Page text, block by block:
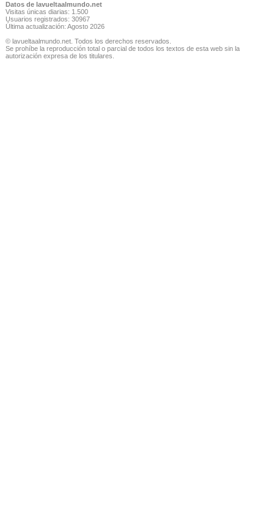
Datos de lavueltaalmundo.net
Visitas únicas diarias: 1.500
Usuarios registrados: 30967
Última actualización: Agosto 2026
© lavueltaalmundo.net. Todos los derechos reservados.
Se prohíbe la reproducción total o parcial de todos los textos de esta web sin la
autorización expresa de los titulares.